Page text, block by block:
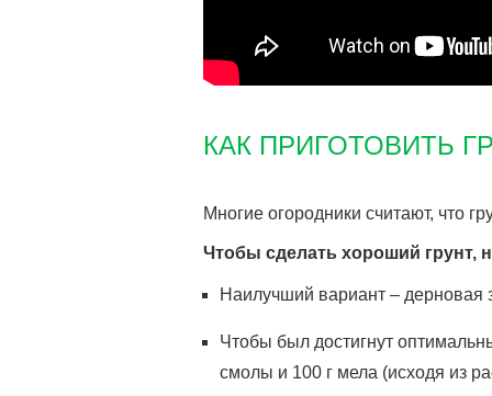
КАК ПРИГОТОВИТЬ
Многие огородники считают, что
Чтобы сделать хороший грунт,
Наилучший вариант – дерновая
Чтобы был достигнут
смолы и 100 г мела (исходя из